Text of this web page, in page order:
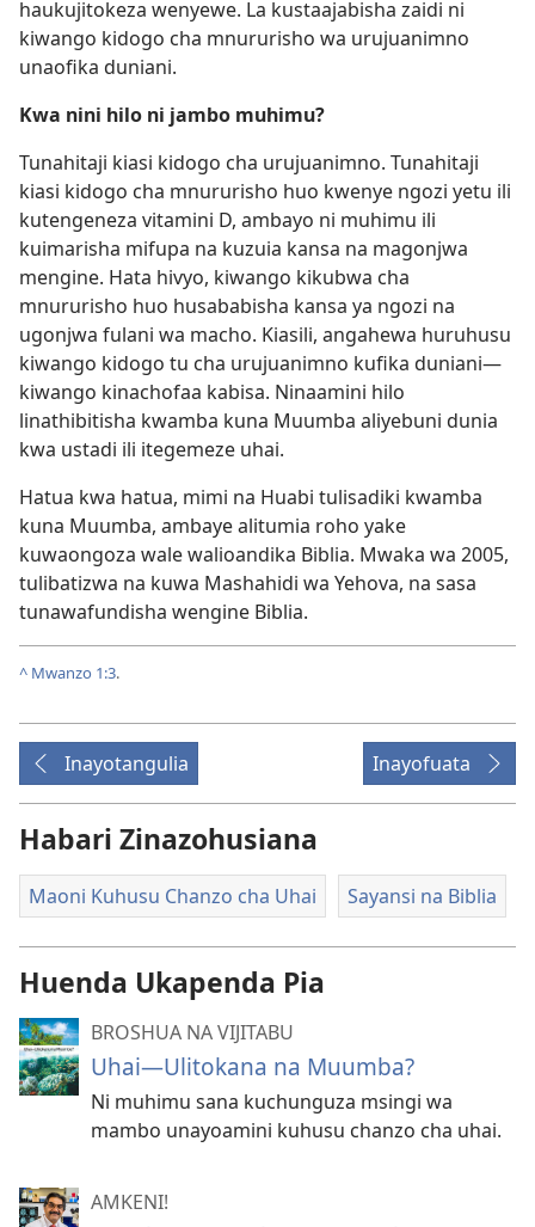
haukujitokeza wenyewe. La kustaajabisha zaidi ni
kiwango kidogo cha mnururisho wa urujuanimno
unaofika duniani.
Kwa nini hilo ni jambo muhimu?
Tunahitaji kiasi kidogo cha urujuanimno. Tunahitaji
kiasi kidogo cha mnururisho huo kwenye ngozi yetu ili
kutengeneza vitamini D, ambayo ni muhimu ili
kuimarisha mifupa na kuzuia kansa na magonjwa
mengine. Hata hivyo, kiwango kikubwa cha
mnururisho huo husababisha kansa ya ngozi na
ugonjwa fulani wa macho. Kiasili, angahewa huruhusu
kiwango kidogo tu cha urujuanimno kufika duniani—
kiwango kinachofaa kabisa. Ninaamini hilo
linathibitisha kwamba kuna Muumba aliyebuni dunia
kwa ustadi ili itegemeze uhai.
Hatua kwa hatua, mimi na Huabi tulisadiki kwamba
kuna Muumba, ambaye alitumia roho yake
kuwaongoza wale walioandika Biblia. Mwaka wa 2005,
tulibatizwa na kuwa Mashahidi wa Yehova, na sasa
tunawafundisha wengine Biblia.
^ Mwanzo 1:3.
Inayotangulia Inayofuata
Habari Zinazohusiana
Maoni Kuhusu Chanzo cha Uhai Sayansi na Biblia
Huenda Ukapenda Pia
BROSHUA NA VIJITABU
Uhai—Ulitokana na Muumba?
Ni muhimu sana kuchunguza msingi wa
mambo unayoamini kuhusu chanzo cha uhai.
AMKENI!